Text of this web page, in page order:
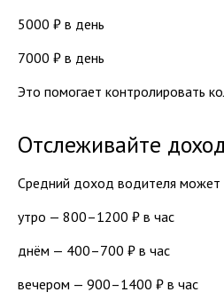
5000 ₽ в день
7000 ₽ в день
Это помогает контролировать
Отслеживайте
Средний доход водителя может
утро — 800–1200 ₽ в час
днём — 400–700 ₽ в час
вечером — 900–1400 ₽ в час